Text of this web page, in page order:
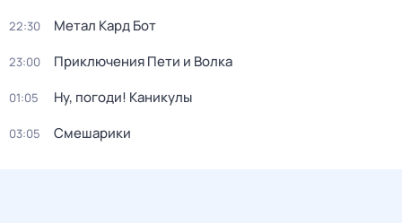
22:30 Метал Кард Бот
23:00 Приключения Пети и Волка
01:05 Ну, погоди! Каникулы
03:05 Смешарики